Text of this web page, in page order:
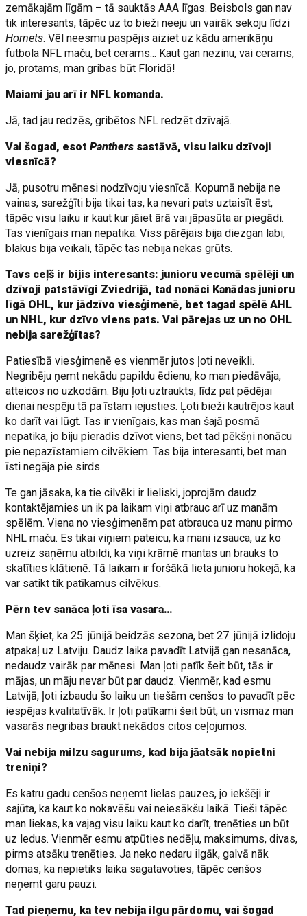
zemākajām līgām – tā sauktās AAA līgas. Beisbols gan nav
tik interesants, tāpēc uz to bieži neeju un vairāk sekoju līdzi
Hornets. Vēl neesmu paspējis aiziet uz kādu amerikāņu
futbola NFL maču, bet cerams... Kaut gan nezinu, vai cerams,
jo, protams, man gribas būt Floridā!
Maiami jau arī ir NFL komanda.
Jā, tad jau redzēs, gribētos NFL redzēt dzīvajā.
Vai šogad, esotPanthers sastāvā, visu laiku dzīvoji
viesnīcā?
Jā, pusotru mēnesi nodzīvoju viesnīcā. Kopumā nebija ne
vainas, sarežģīti bija tikai tas, ka nevari pats uztaisīt ēst,
tāpēc visu laiku ir kaut kur jāiet ārā vai jāpasūta ar piegādi.
Tas vienīgais man nepatika. Viss pārējais bija diezgan labi,
blakus bija veikali, tāpēc tas nebija nekas grūts.
Tavs ceļš ir bijis interesants: junioru vecumā spēlēji un
dzīvoji patstāvīgi Zviedrijā, tad nonāci Kanādas junioru
līgā OHL, kur jādzīvo viesģimenē, bet tagad spēlē AHL
un NHL, kur dzīvo viens pats. Vai pārejas uz un no OHL
nebija sarežģītas?
Patiesībā viesģimenē es vienmēr jutos ļoti neveikli.
Negribēju ņemt nekādu papildu ēdienu, ko man piedāvāja,
atteicos no uzkodām. Biju ļoti uztraukts, līdz pat pēdējai
dienai nespēju tā pa īstam iejusties. Ļoti bieži kautrējos kaut
ko darīt vai lūgt. Tas ir vienīgais, kas man šajā posmā
nepatika, jo biju pieradis dzīvot viens, bet tad pēkšņi nonācu
pie nepazīstamiem cilvēkiem. Tas bija interesanti, bet man
īsti negāja pie sirds.
Te gan jāsaka, ka tie cilvēki ir lieliski, joprojām daudz
kontaktējamies un ik pa laikam viņi atbrauc arī uz manām
spēlēm. Viena no viesģimenēm pat atbrauca uz manu pirmo
NHL maču. Es tikai viņiem pateicu, ka mani izsauca, uz ko
uzreiz saņēmu atbildi, ka viņi krāmē mantas un brauks to
skatīties klātienē. Tā laikam ir foršākā lieta junioru hokejā, ka
var satikt tik patīkamus cilvēkus.
Pērn tev sanāca ļoti īsa vasara…
Man šķiet, ka 25. jūnijā beidzās sezona, bet 27. jūnijā izlidoju
atpakaļ uz Latviju. Daudz laika pavadīt Latvijā gan nesanāca,
nedaudz vairāk par mēnesi. Man ļoti patīk šeit būt, tās ir
mājas, un māju nevar būt par daudz. Vienmēr, kad esmu
Latvijā, ļoti izbaudu šo laiku un tiešām cenšos to pavadīt pēc
iespējas kvalitatīvāk. Ir ļoti patīkami šeit būt, un vismaz man
vasarās negribas braukt nekādos citos ceļojumos.
Vai nebija milzu sagurums, kad bija jāatsāk nopietni
treniņi?
Es katru gadu cenšos neņemt lielas pauzes, jo iekšēji ir
sajūta, ka kaut ko nokavēšu vai neiesākšu laikā. Tieši tāpēc
man liekas, ka vajag visu laiku kaut ko darīt, trenēties un būt
uz ledus. Vienmēr esmu atpūties nedēļu, maksimums, divas,
pirms atsāku trenēties. Ja neko nedaru ilgāk, galvā nāk
domas, ka nepietiks laika sagatavoties, tāpēc cenšos
neņemt garu pauzi.
Tad pieņemu, ka tev nebija ilgu pārdomu, vai šogad